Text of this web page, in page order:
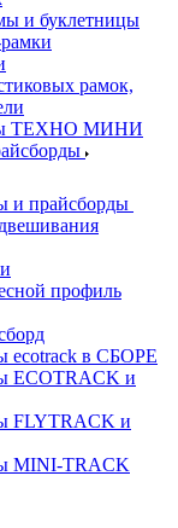
и буклетницы
рамок,
ТЕХНО МИНИ
и прайсборды
профиль
ecotrack в СБОРЕ
ECOTRACK и
FLYTRACK и
MINI-TRACK